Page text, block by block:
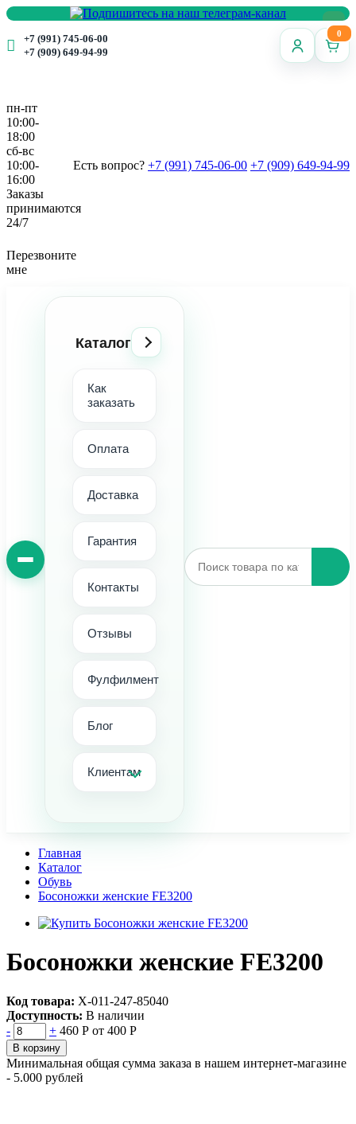
+7 (991) 745-06-00
+7 (909) 649-94-99
0
пн-пт
10:00-
18:00
сб-вс
10:00-
16:00
Заказы
принимаются
24/7
Есть вопрос? +7 (991) 745-06-00 +7 (909) 649-94-99
Перезвоните
мне
Каталог
Как
заказать
Оплата
Доставка
Гарантия
Контакты
Отзывы
Фулфилмент
Блог
Клиентам
Главная
Каталог
Обувь
Босоножки женские FE3200
Босоножки женские FE3200
Код товара: Х-011-247-85040
Доступность: В наличии
-
+ 460 Р от 400 Р
В корзину
Минимальная общая сумма заказа в нашем интернет-магазине
- 5.000 рублей